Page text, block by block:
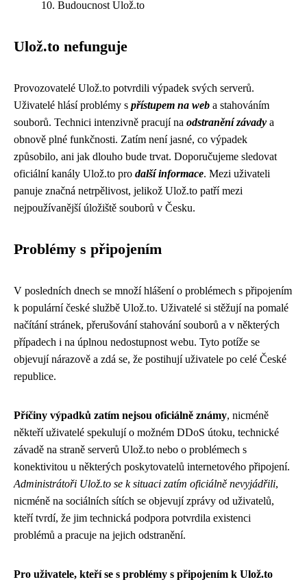
Budoucnost Ulož.to
Ulož.to nefunguje
Provozovatelé Ulož.to potvrdili výpadek svých serverů.
Uživatelé hlásí problémy s přístupem na web a stahováním
souborů. Technici intenzivně pracují na odstranění závady a
obnově plné funkčnosti. Zatím není jasné, co výpadek
způsobilo, ani jak dlouho bude trvat. Doporučujeme sledovat
oficiální kanály Ulož.to pro další informace. Mezi uživateli
panuje značná netrpělivost, jelikož Ulož.to patří mezi
nejpoužívanější úložiště souborů v Česku.
Problémy s připojením
V posledních dnech se množí hlášení o problémech s připojením
k populární české službě Ulož.to. Uživatelé si stěžují na pomalé
načítání stránek, přerušování stahování souborů a v některých
případech i na úplnou nedostupnost webu. Tyto potíže se
objevují nárazově a zdá se, že postihují uživatele po celé České
republice.
Příčiny výpadků zatím nejsou oficiálně známy, nicméně
někteří uživatelé spekulují o možném DDoS útoku, technické
závadě na straně serverů Ulož.to nebo o problémech s
konektivitou u některých poskytovatelů internetového připojení.
Administrátoři Ulož.to se k situaci zatím oficiálně nevyjádřili,
nicméně na sociálních sítích se objevují zprávy od uživatelů,
kteří tvrdí, že jim technická podpora potvrdila existenci
problémů a pracuje na jejich odstranění.
Pro uživatele, kteří se s problémy s připojením k Ulož.to